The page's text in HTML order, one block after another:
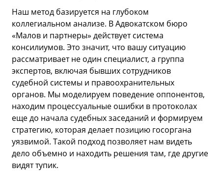
Наш метод базируется на глубоком
коллегиальном анализе. В Адвокатском бюро
«Малов и партнеры» действует система
консилиумов. Это значит, что вашу ситуацию
рассматривает не один специалист, а группа
экспертов, включая бывших сотрудников
судебной системы и правоохранительных
органов. Мы моделируем поведение оппонентов,
находим процессуальные ошибки в протоколах
еще до начала судебных заседаний и формируем
стратегию, которая делает позицию госоргана
уязвимой. Такой подход позволяет нам видеть
дело объемно и находить решения там, где другие
видят тупик.